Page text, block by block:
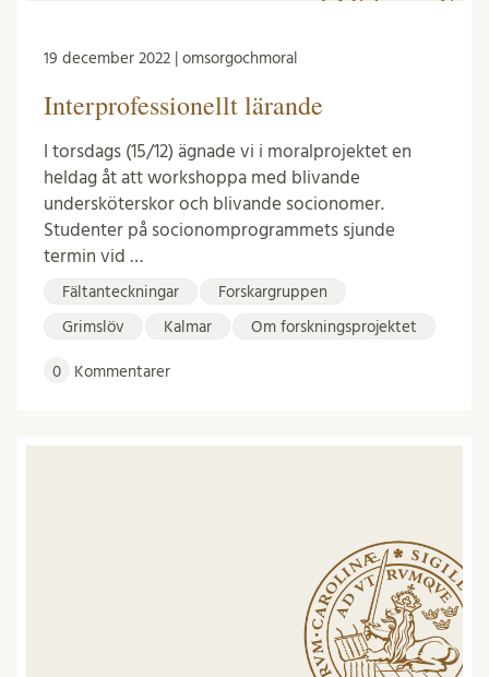
19 december 2022 | omsorgochmoral
Interprofessionellt lärande
I torsdags (15/12) ägnade vi i moralprojektet en
heldag åt att workshoppa med blivande
undersköterskor och blivande socionomer.
Studenter på socionomprogrammets sjunde
termin vid …
Fältanteckningar Forskargruppen
Grimslöv Kalmar Om forskningsprojektet
0 Kommentarer